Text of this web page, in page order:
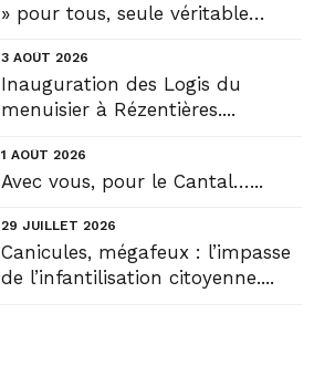
» pour tous, seule véritable
3 AOÛT 2026
Inauguration des Logis du
menuisier à Rézentières....
1 AOÛT 2026
Avec vous, pour le Cantal…...
29 JUILLET 2026
Canicules, mégafeux : l’impasse
de l’infantilisation citoyenne....